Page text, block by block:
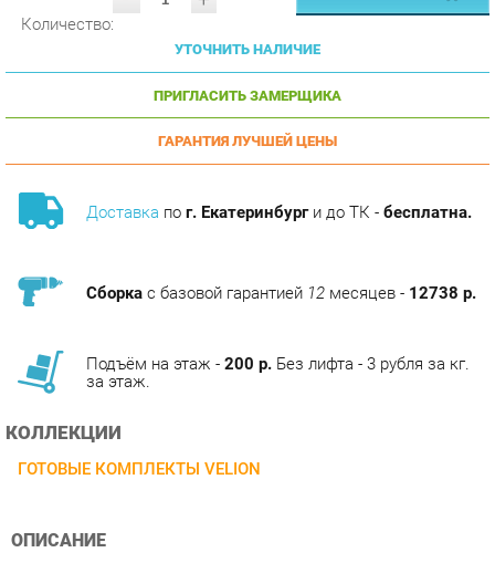
УТОЧНИТЬ НАЛИЧИЕ
ПРИГЛАСИТЬ ЗАМЕРЩИКА
ГАРАНТИЯ ЛУЧШЕЙ ЦЕНЫ
Доставкапог. Екатеринбурги до ТК -бесплатна.
КОЛЛЕКЦИИ
современного дизайна, премиального качества и